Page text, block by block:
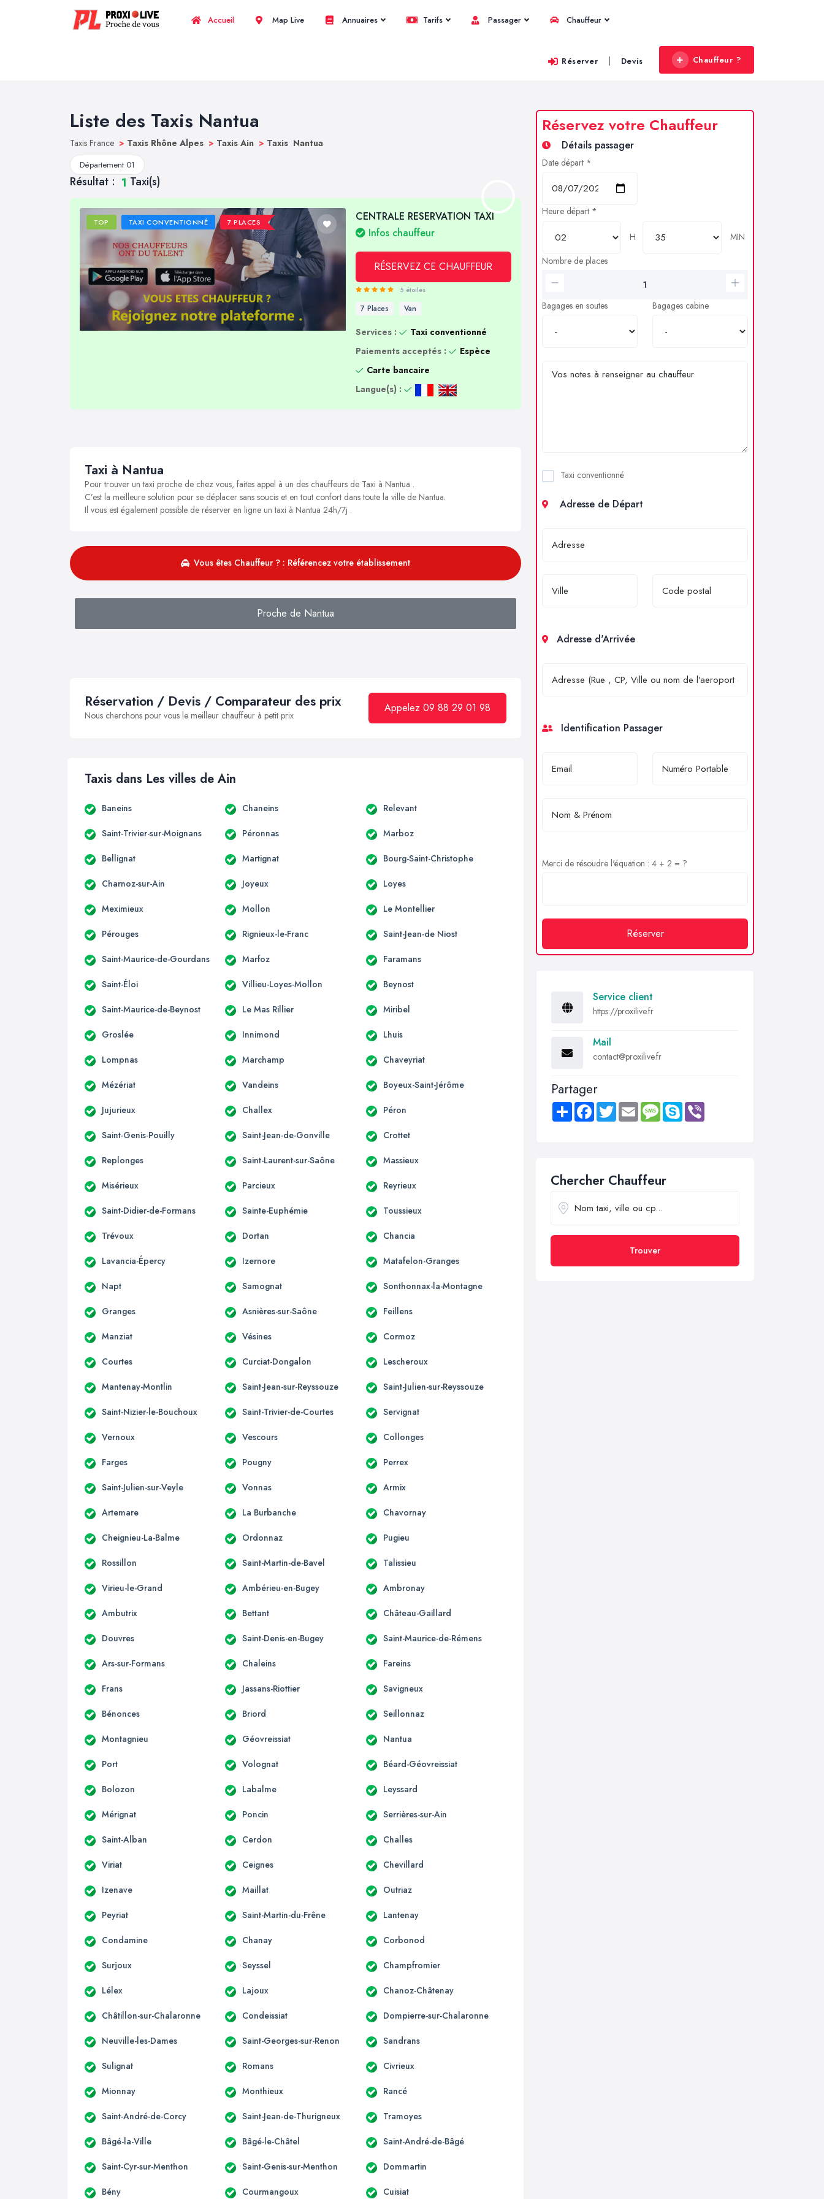
Accueil Map Live Annuaires Tarifs Passager Chauffeur
Réserver | Devis Chauffeur ?
Liste des Taxis Nantua
Taxis France > Taxis Rhône Alpes > Taxis Ain > Taxis Nantua
Département 01
Résultat : 1 Taxi(s)
TOP TAXI CONVENTIONNÉ 7 PLACES
CENTRALE RESERVATION TAXI
Infos chauffeur
RÉSERVEZ CE CHAUFFEUR
5 étoiles
7 Places Van
Services :
Taxi conventionné
Paiements acceptés :
Espèce
Carte bancaire
Langue(s) :
Taxi à Nantua
Pour trouver un taxi proche de chez vous, faites appel à un des chauffeurs de Taxi à Nantua .
C’est la meilleure solution pour se déplacer sans soucis et en tout confort dans toute la ville de Nantua.
Il vous est également possible de réserver en ligne un taxi à Nantua 24h/7j .
Vous êtes Chauffeur ? : Référencez votre établissement
Proche de Nantua
Réservation / Devis / Comparateur des prix
Nous cherchons pour vous le meilleur chauffeur à petit prix
Appelez 09 88 29 01 98
Taxis dans Les villes de Ain
Baneins Chaneins Relevant
Saint-Trivier-sur-Moignans Péronnas Marboz
Bellignat Martignat Bourg-Saint-Christophe
Charnoz-sur-Ain Joyeux Loyes
Meximieux Mollon Le Montellier
Pérouges Rignieux-le-Franc Saint-Jean-de Niost
Saint-Maurice-de-Gourdans Marfoz Faramans
Saint-Éloi Villieu-Loyes-Mollon Beynost
Saint-Maurice-de-Beynost Le Mas Rillier Miribel
Groslée Innimond Lhuis
Lompnas Marchamp Chaveyriat
Mézériat Vandeins Boyeux-Saint-Jérôme
Jujurieux Challex Péron
Saint-Genis-Pouilly Saint-Jean-de-Gonville Crottet
Replonges Saint-Laurent-sur-Saône Massieux
Misérieux Parcieux Reyrieux
Saint-Didier-de-Formans Sainte-Euphémie Toussieux
Trévoux Dortan Chancia
Lavancia-Épercy Izernore Matafelon-Granges
Napt Samognat Sonthonnax-la-Montagne
Granges Asnières-sur-Saône Feillens
Manziat Vésines Cormoz
Courtes Curciat-Dongalon Lescheroux
Mantenay-Montlin Saint-Jean-sur-Reyssouze Saint-Julien-sur-Reyssouze
Saint-Nizier-le-Bouchoux Saint-Trivier-de-Courtes Servignat
Vernoux Vescours Collonges
Farges Pougny Perrex
Saint-Julien-sur-Veyle Vonnas Armix
Artemare La Burbanche Chavornay
Cheignieu-La-Balme Ordonnaz Pugieu
Rossillon Saint-Martin-de-Bavel Talissieu
Virieu-le-Grand Ambérieu-en-Bugey Ambronay
Ambutrix Bettant Château-Gaillard
Douvres Saint-Denis-en-Bugey Saint-Maurice-de-Rémens
Ars-sur-Formans Chaleins Fareins
Frans Jassans-Riottier Savigneux
Bénonces Briord Seillonnaz
Montagnieu Géovreissiat Nantua
Port Volognat Béard-Géovreissiat
Bolozon Labalme Leyssard
Mérignat Poncin Serrières-sur-Ain
Saint-Alban Cerdon Challes
Viriat Ceignes Chevillard
Izenave Maillat Outriaz
Peyriat Saint-Martin-du-Frêne Lantenay
Condamine Chanay Corbonod
Surjoux Seyssel Champfromier
Lélex Lajoux Chanoz-Châtenay
Châtillon-sur-Chalaronne Condeissiat Dompierre-sur-Chalaronne
Neuville-les-Dames Saint-Georges-sur-Renon Sandrans
Sulignat Romans Civrieux
Mionnay Monthieux Rancé
Saint-André-de-Corcy Saint-Jean-de-Thurigneux Tramoyes
Bâgé-la-Ville Bâgé-le-Châtel Saint-André-de-Bâgé
Saint-Cyr-sur-Menthon Saint-Genis-sur-Menthon Dommartin
Bény Courmangoux Cuisiat
Réservez votre Chauffeur
Détails passager
Date départ *
Heure départ *
H
MIN
Nombre de places
Bagages en soutes Bagages cabine
Taxi conventionné
Adresse de Départ
Adresse d'Arrivée
Identification Passager
Merci de résoudre l'équation : 4 + 2 = ?
Réserver
Service client
https://proxilive.fr
Mail
contact@proxilive.fr
Partager
Share FacebookTwitter Email MessageSkype
Chercher Chauffeur
Trouver